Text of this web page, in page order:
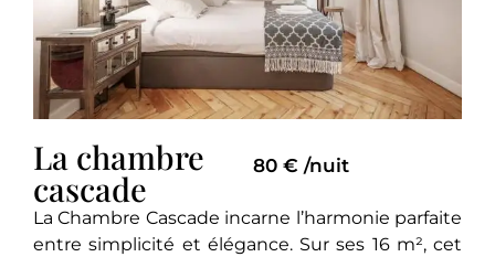
La chambre
cascade
80 € /nuit
La Chambre Cascade incarne l’harmonie parfaite
entre simplicité et élégance. Sur ses 16 m², cet